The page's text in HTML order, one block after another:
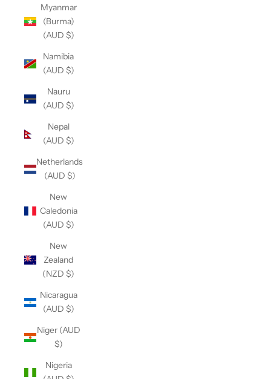
Myanmar
(Burma)
(AUD $)
Namibia
(AUD $)
Nauru
(AUD $)
Nepal
(AUD $)
Netherlands
(AUD $)
New
Caledonia
(AUD $)
New
Zealand
(NZD $)
Nicaragua
(AUD $)
Niger (AUD
$)
Nigeria